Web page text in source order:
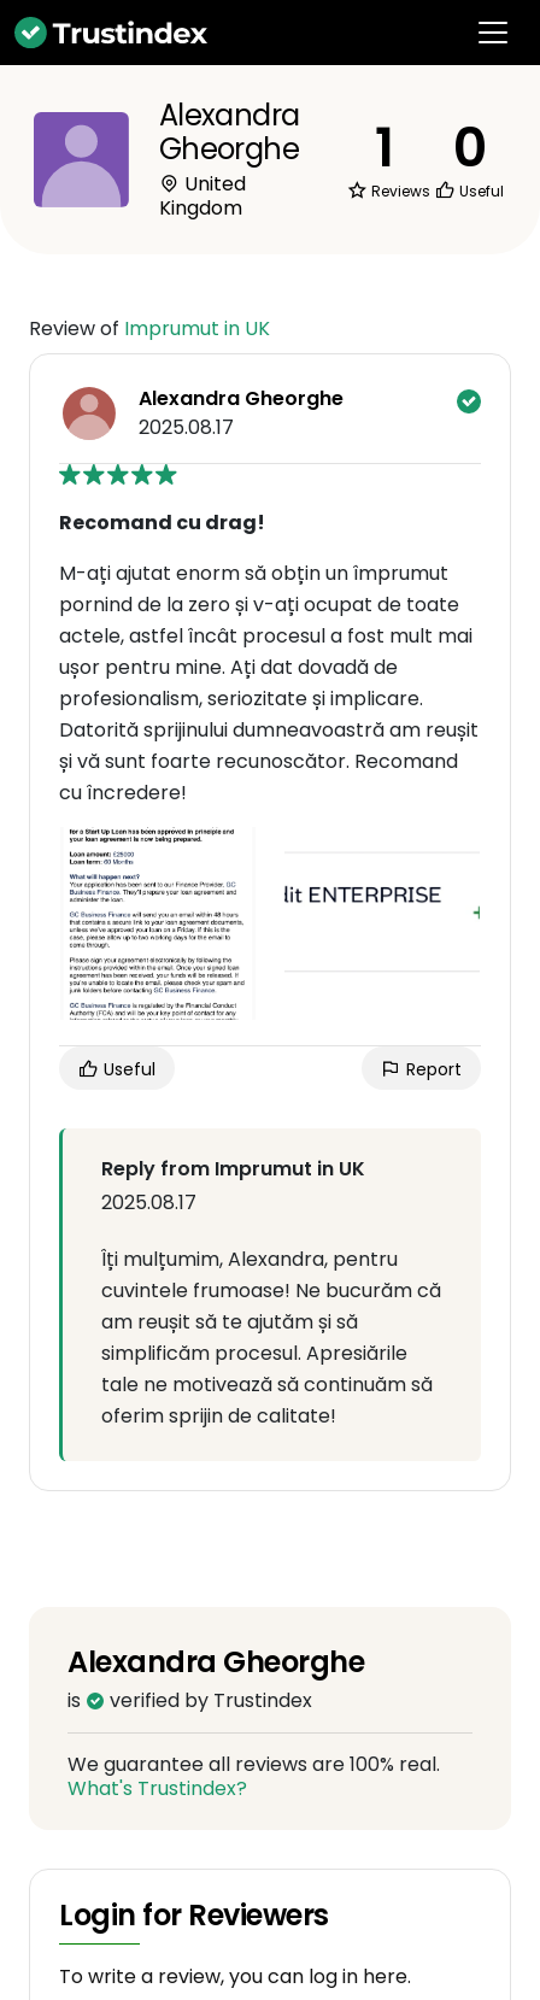
Alexandra
Gheorghe
United
Kingdom
1
Reviews
0
Useful
Review of Imprumut in UK
Alexandra Gheorghe
2025.08.17
Recomand cu drag!
M-ați ajutat enorm să obțin un împrumut
pornind de la zero și v-ați ocupat de toate
actele, astfel încât procesul a fost mult mai
ușor pentru mine. Ați dat dovadă de
profesionalism, seriozitate și implicare.
Datorită sprijinului dumneavoastră am reușit
și vă sunt foarte recunoscător. Recomand
cu încredere!
Useful Report
Reply from Imprumut in UK
2025.08.17
Îți mulțumim, Alexandra, pentru
cuvintele frumoase! Ne bucurăm că
am reușit să te ajutăm și să
simplificăm procesul. Apresiările
tale ne motivează să continuăm să
oferim sprijin de calitate!
Alexandra Gheorghe
is verified by Trustindex
We guarantee all reviews are 100% real.
What's Trustindex?
Login for Reviewers
To write a review, you can log in here.